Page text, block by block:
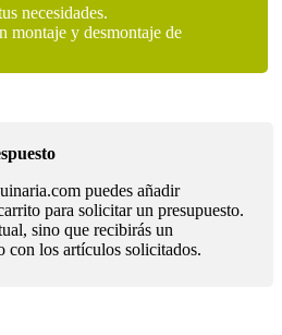
necesidades.
montaje y desmontaje de
puedes añadir
para solicitar un presupuesto.
sino que recibirás un
con los artículos solicitados.